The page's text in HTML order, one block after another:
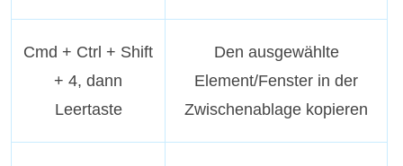
Cmd + Ctrl + Shift
+ 4, dann
Leertaste
Den ausgewählte
Element/Fenster in der
Zwischenablage kopieren